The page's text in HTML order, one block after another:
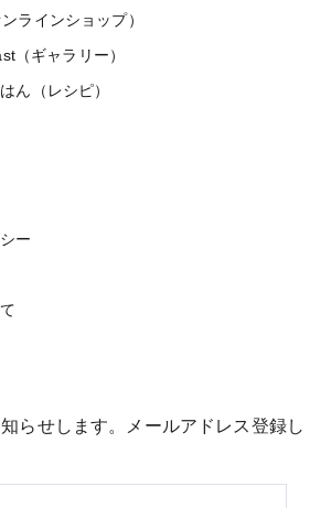
ラインショップ）
（ギャラリー）
ん（レシピ）
ー
らせします。メールアドレス登録し